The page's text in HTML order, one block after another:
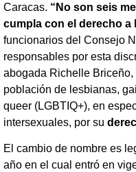
Caracas. “No son seis
cumpla con el derecho a
funcionarios del Consejo
responsables por esta
abogada Richelle
población de lesbianas,
queer (LGBTIQ+), en
intersexuales, por su
El cambio de nombre es
año en el cual entró en